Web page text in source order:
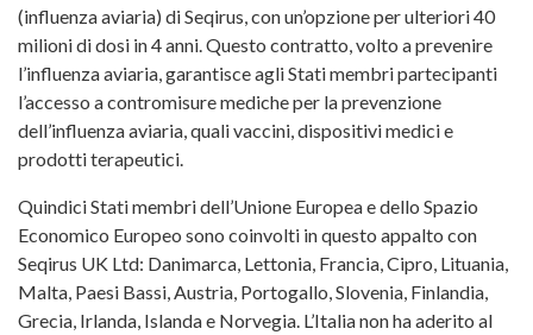
(influenza aviaria) di Seqirus, con un’opzione per ulteriori 40
milioni di dosi in 4 anni. Questo contratto, volto a prevenire
l’influenza aviaria, garantisce agli Stati membri partecipanti
l’accesso a contromisure mediche per la prevenzione
dell’influenza aviaria, quali vaccini, dispositivi medici e
prodotti terapeutici.
Quindici Stati membri dell’Unione Europea e dello Spazio
Economico Europeo sono coinvolti in questo appalto con
Seqirus UK Ltd: Danimarca, Lettonia, Francia, Cipro, Lituania,
Malta, Paesi Bassi, Austria, Portogallo, Slovenia, Finlandia,
Grecia, Irlanda, Islanda e Norvegia. L’Italia non ha aderito al